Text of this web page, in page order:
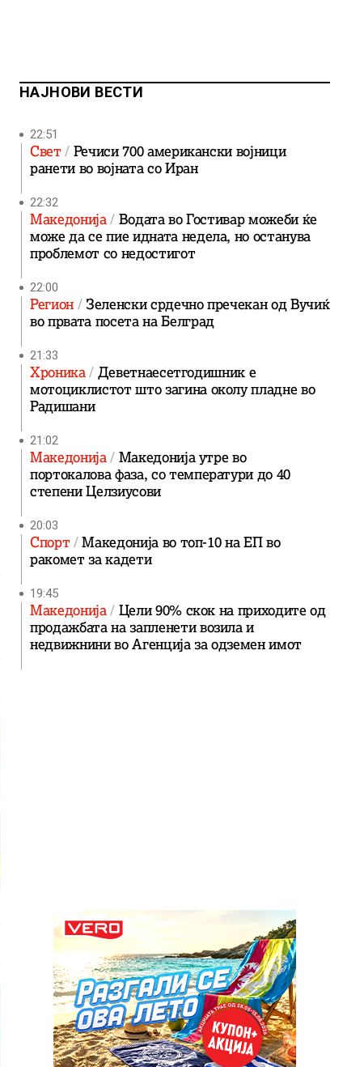
НАЈНОВИ ВЕСТИ
22:51
Свет Речиси 700 американски војници
ранети во војната со Иран
22:32
Македонија Водата во Гостивар можеби ќе
може да се пие идната недела, но останува
проблемот со недостигот
22:00
Регион
Зеленски срдечно пречекан од Вучиќ
во првата посета на Белград
21:33
Хроника Деветнаесетгодишник е
мотоциклистот што загина околу пладне во
Радишани
21:02
Македонија Македонија утре во
портокалова фаза, со температури до 40
степени Целзиусови
20:03
Спорт
Македонија во топ-10 на ЕП во
ракомет за кадети
19:45
Македонија Цели 90% скок на приходите од
продажбата на запленети возила и
недвижнини во Агенција за одземен имот